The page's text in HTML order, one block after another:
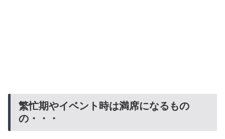
繁忙期やイベント時は満席になるもの
の・・・